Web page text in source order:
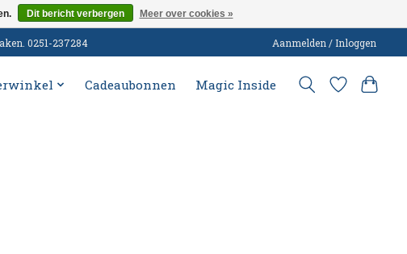
0251-237284 Aanmelden / Inloggen
Cadeaubonnen Magic Inside
Dit bericht verbergen Meer over cookies »